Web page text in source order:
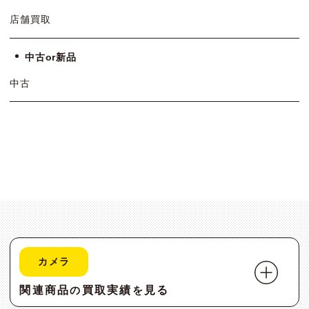
店舗買取
中古or新品
中古
カメラ
関連商品の 買取実績 を 見る